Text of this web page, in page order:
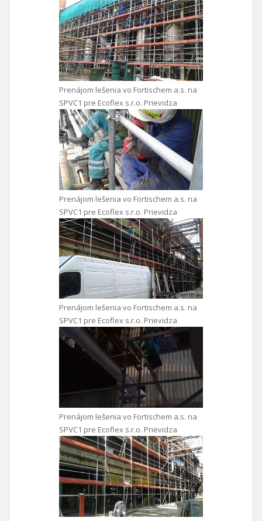
Prenájom lešenia vo Fortischem a.s. na
SPVC1 pre Ecoflex s.r.o. Prievidza
Prenájom lešenia vo Fortischem a.s. na
SPVC1 pre Ecoflex s.r.o. Prievidza
Prenájom lešenia vo Fortischem a.s. na
SPVC1 pre Ecoflex s.r.o. Prievidza
Prenájom lešenia vo Fortischem a.s. na
SPVC1 pre Ecoflex s.r.o. Prievidza